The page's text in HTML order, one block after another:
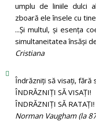
umplu de liniile dulci
zboară ele însele cu
...Și multul, și esența
simultaneitatea însăși
Cristiana
Îndrăzniţi să visaţi, fără
ÎNDRĂZNIȚI SĂ VISAȚI!
ÎNDRĂZNIȚI SĂ RATAȚI!
Norman Vaugham (la